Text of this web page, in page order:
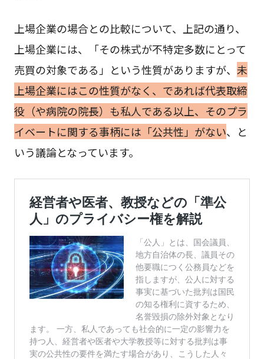
上場企業の場合との比較について、上記の通り、
上場企業には、「その株式が不特定多数にとって
売買の対象である」という性質がありますが、 未
上場企業にはこの性質がなく、であれば代表取締
役（や病院の院長）も私人である以上、そのプラ
イベートに関する事柄には「公共性」がない、と
いう議論となっています。